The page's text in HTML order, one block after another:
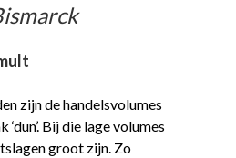
zijn de handelsvolumes
Bij die lage volumes
groot zijn. Zo